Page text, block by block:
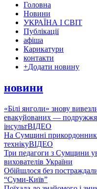
Головна
Новини
УКРАЇНА І СВІТ
Публікації
афіша
Карикатури
контакти
+Додати новину
новини
«Білі янголи» знову
евакуйованих — подружжя
інсультВІДЕО
На Сумщині
технікуВІДЕО
Три педагоги з Сумщини
вихователів України
Обійшлося без
“Суми-Київ”